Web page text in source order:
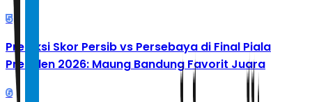
5
Prediksi Skor Persib vs Persebaya di Final Piala
Presiden 2026: Maung Bandung Favorit Juara
6